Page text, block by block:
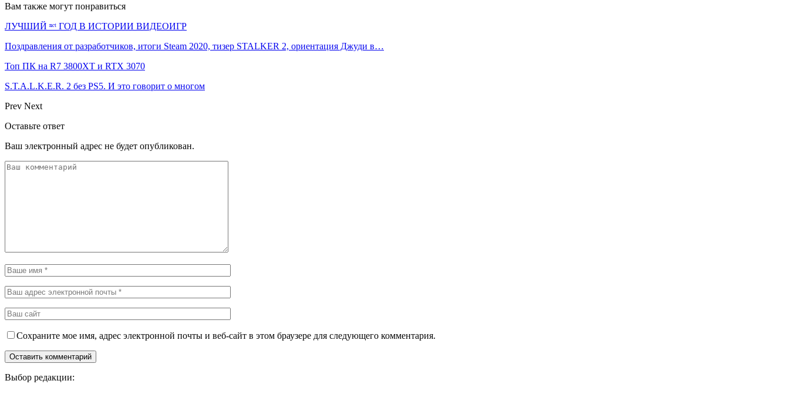
Вам также могут понравиться
ЛУЧШИЙ ⁿᵉᵗ ГОД В ИСТОРИИ ВИДЕОИГР
Поздравления от разработчиков, итоги Steam 2020, тизер STALKER 2, ориентация Джуди в…
Топ ПК на R7 3800XT и RTX 3070
S.T.A.L.K.E.R. 2 без PS5. И это говорит о многом
Prev Next
Оставьте ответ
Ваш электронный адрес не будет опубликован.
Сохраните мое имя, адрес электронной почты и веб-сайт в этом браузере для следующего комментария.
Выбор редакции: